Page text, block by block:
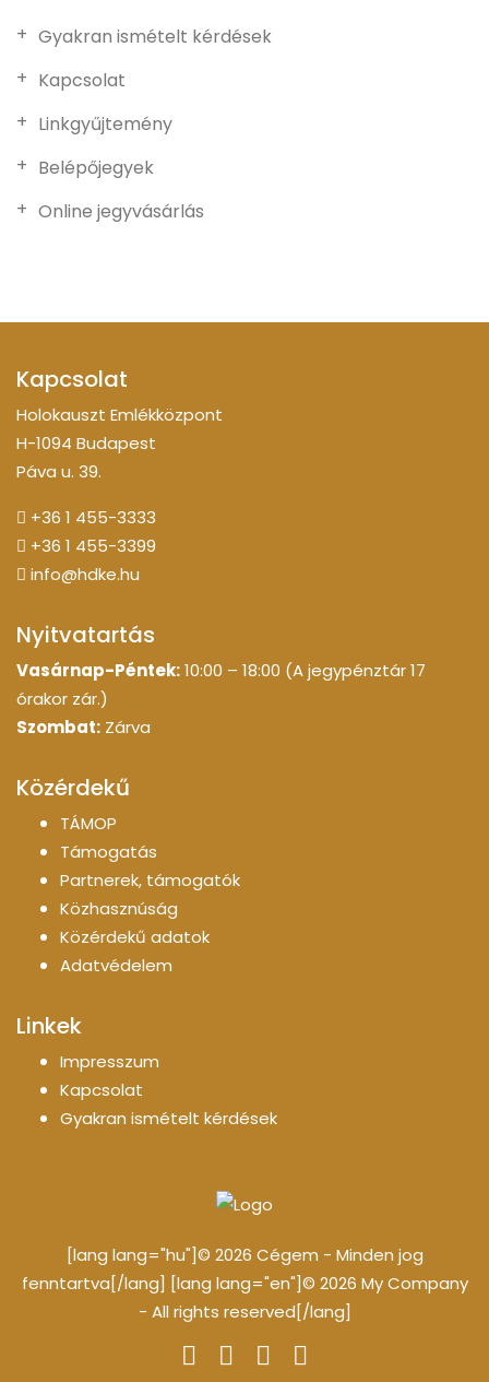
Gyakran ismételt kérdések
Kapcsolat
Linkgyűjtemény
Belépőjegyek
Online jegyvásárlás
Kapcsolat
Holokauszt Emlékközpont
H-1094 Budapest
Páva u. 39.
+36 1 455-3333
+36 1 455-3399
info@hdke.hu
Nyitvatartás
Vasárnap-Péntek:10:00 – 18:00 (A jegypénztár 17
órakor zár.)
Szombat: Zárva
Közérdekű
TÁMOP
Támogatás
Partnerek, támogatók
Közhasznúság
Közérdekű adatok
Adatvédelem
Linkek
Impresszum
Kapcsolat
Gyakran ismételt kérdések
[lang lang="hu"]© 2026 Cégem - Minden jog
fenntartva[/lang] [lang lang="en"]© 2026 My Company
- All rights reserved[/lang]